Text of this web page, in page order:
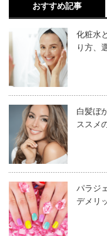
が、エヌドットのシ
めできる商品ばかり
プルで上品であり、誰
ドットの人気の秘密で
で、頭皮や皮膚が弱
ます。ブランド名も
たらしてくれるエヌド
5種類の和草エキス
効果があり、カラ
せん。天然由来成分
のパサつきも抑えら
メーカー
ブランド
おすすめ記事
化粧水
り方、
白髪ぼ
ススメ
パラジ
デメリ